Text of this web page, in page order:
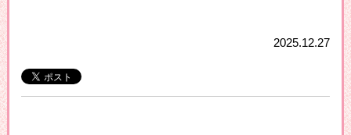
2025.12.27